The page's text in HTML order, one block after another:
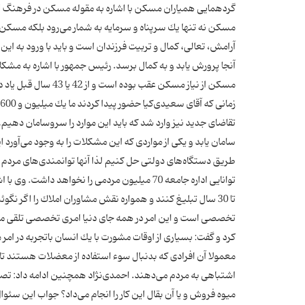
گردهمایی همیاران مسكن با اشاره به مقوله مسكن در
مسكن نه تنها یك سرپناه و سرمایه به شمار می‌رود بلكه
آرامش، تعالی، كمال و تربیت فرزندان است و باید با ورود به
آنجا پرورش یابد و به كمال برسد. رئیس جمهور با اشاره به
مسكن از نیاز مسكن
تقاضای جدید نیز وارد شد كه باید این موارد را سروسامان
سامان یابد و یكی از مواردی كه این مشكلات را به وجود
طریق دستگاه‌های دولتی حل كنیم لذا آنها توانمندی‌های
توانایی اداره جامعه 70 میلیون مردمی را
تا 30 سال تبلیغ كنند و همواره نقش مشاوران املاك را
تخصصی است و این امر در همه جای دنیا امری تخصصی تلقی
معمولا آن افرادی كه بدنبال سوء استفاده از معضلات هستند
میوه فروش و یا آن بقال این كار را انجام می‌داد؟ جواب این